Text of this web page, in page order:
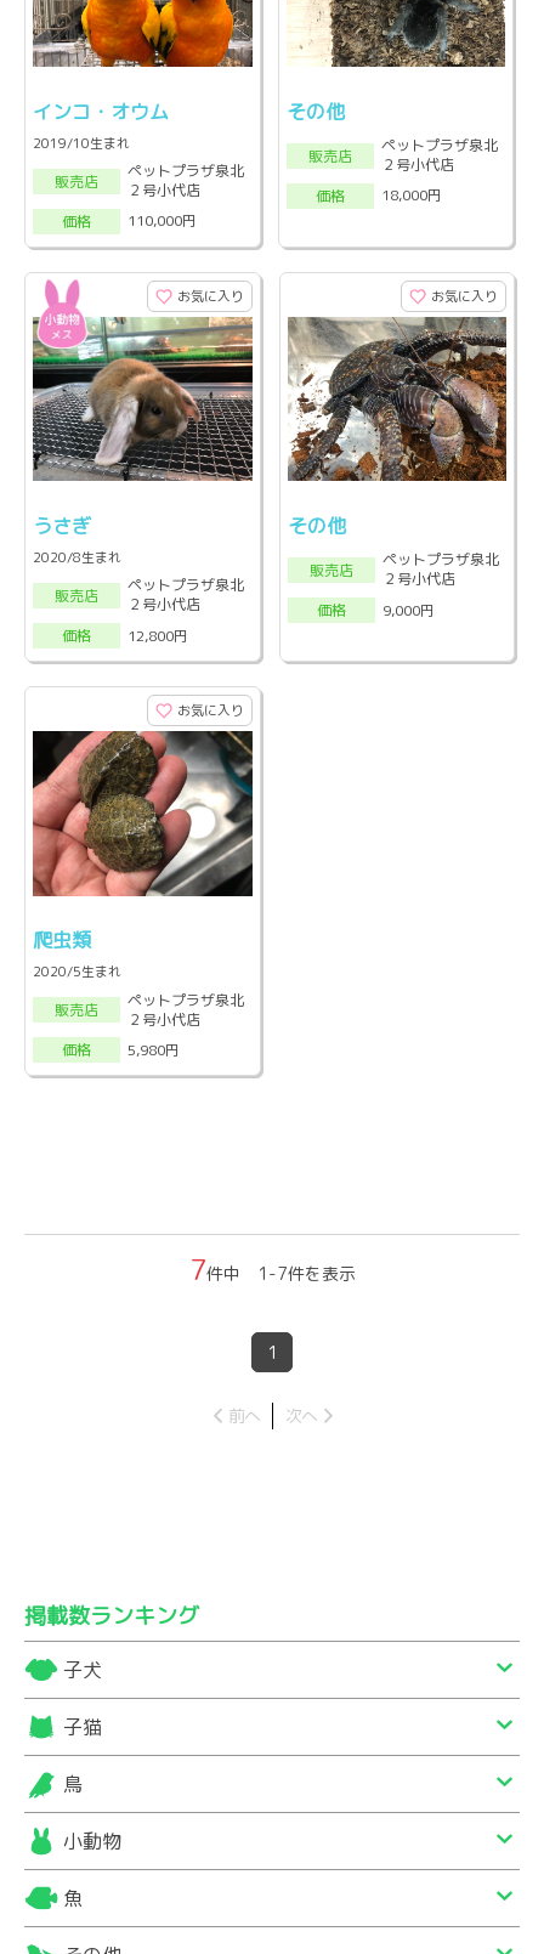
インコ・オウム
2019/10生まれ
販売店
ペットプラザ泉北
２号小代店
価格
110,000円
その他
販売店
ペットプラザ泉北
２号小代店
価格
18,000円
お気に入り
うさぎ
2020/8生まれ
販売店
ペットプラザ泉北
２号小代店
価格
12,800円
お気に入り
その他
販売店
ペットプラザ泉北
２号小代店
価格
9,000円
お気に入り
爬虫類
2020/5生まれ
販売店
ペットプラザ泉北
２号小代店
価格
5,980円
7件中 1-7件を表示
1
前へ 次へ
掲載数ランキング
子犬
子猫
鳥
小動物
魚